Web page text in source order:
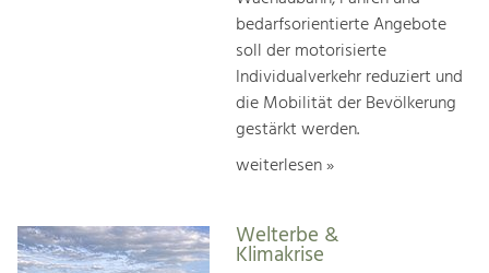
bedarfsorientierte Angebote
soll der motorisierte
Individualverkehr reduziert und
die Mobilität der Bevölkerung
gestärkt werden.
weiterlesen »
Welterbe &
Klimakrise